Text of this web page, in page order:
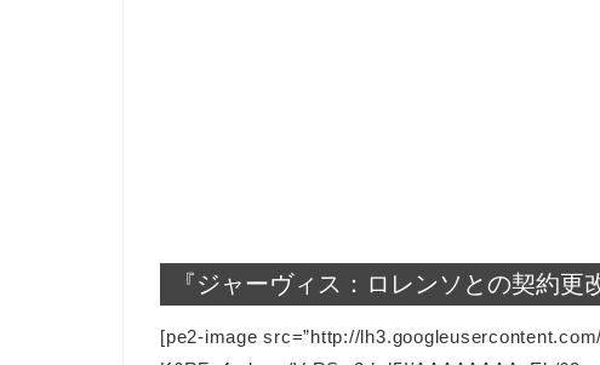
『ジャーヴィス：ロレンソとの契約更
[pe2-image src=”http://